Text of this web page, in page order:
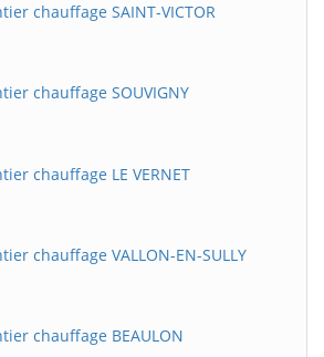
chauffage SAINT-VICTOR
chauffage SOUVIGNY
chauffage LE VERNET
chauffage VALLON-EN-SULLY
chauffage BEAULON